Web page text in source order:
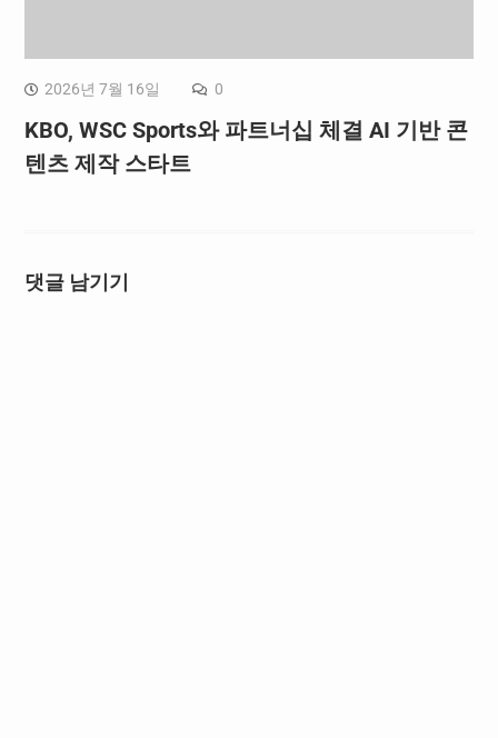
2026년 7월 16일 0
KBO, WSC Sports와 파트너십 체결 AI 기반 콘
텐츠 제작 스타트
댓글 남기기